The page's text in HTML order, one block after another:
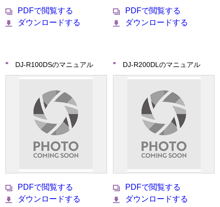
PDFで閲覧する
ダウンロードする
PDFで閲覧する
ダウンロードする
DJ-R100DSのマニュアル
PDFで閲覧する
ダウンロードする
DJ-R200DLのマニュアル
PDFで閲覧する
ダウンロードする